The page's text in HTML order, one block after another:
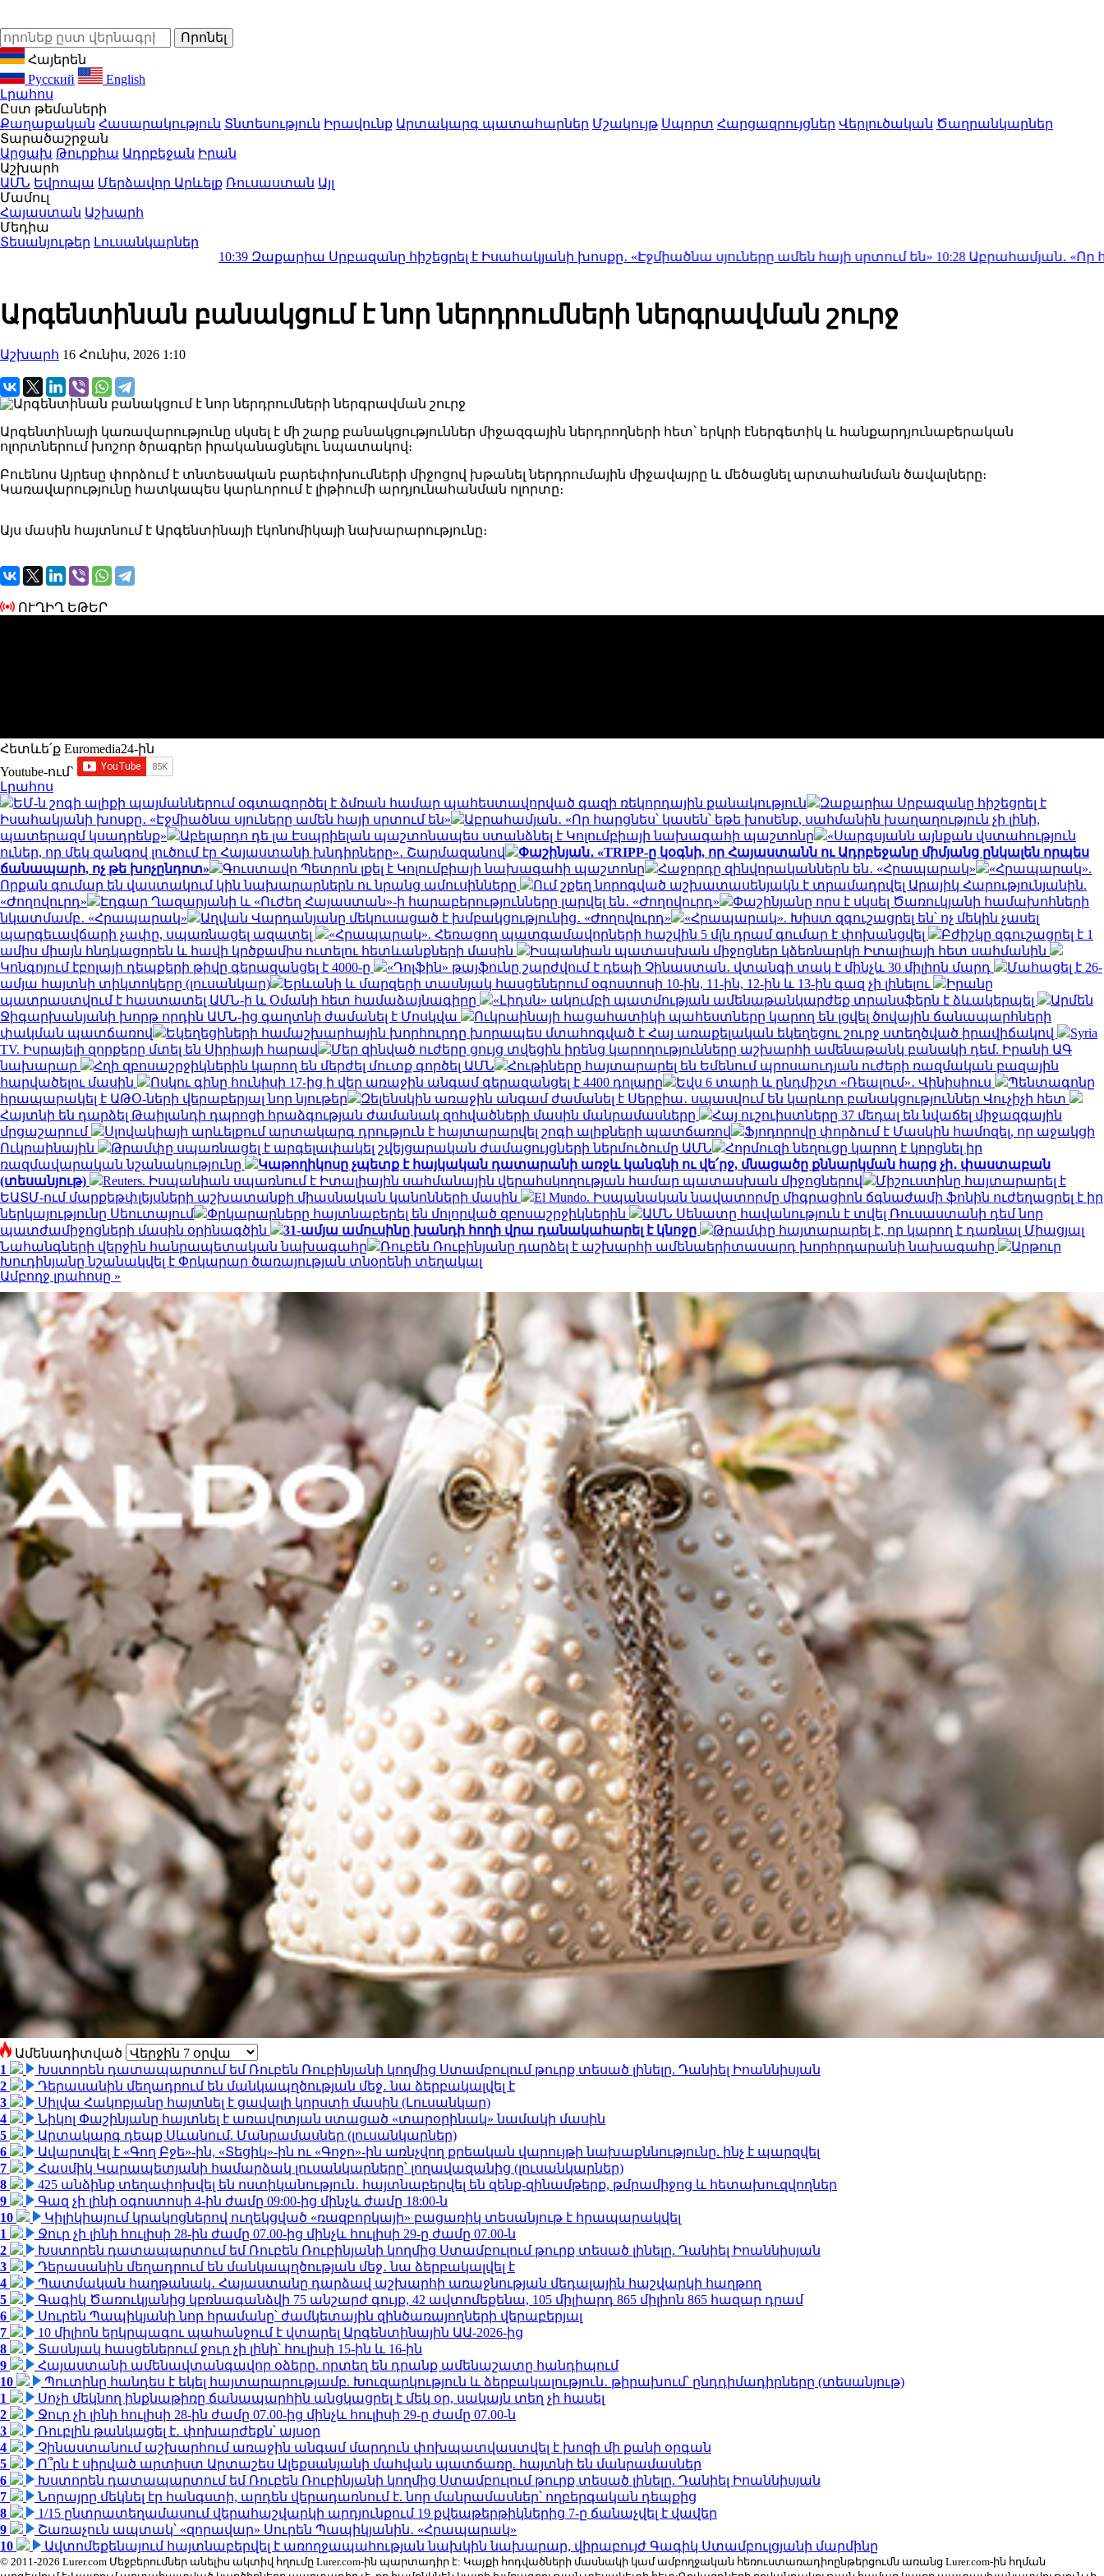
Հայերեն
Русский
English
Լրահոս
Ըստ թեմաների
Քաղաքական Հասարակություն Տնտեսություն Իրավունք Արտակարգ պատահարներ Մշակույթ Սպորտ Հարցազրույցներ Վերլուծական Ծաղրանկարներ
Տարածաշրջան
Արցախ Թուրքիա Ադրբեջան Իրան
Աշխարհ
ԱՄՆ Եվրոպա Մերձավոր Արևելք Ռուսաստան Այլ
Մամուլ
Հայաստան Աշխարհ
Մեդիա
Տեսանյութեր Լուսանկարներ
Զաքարիա Սրբազանը հիշեցրել է Իսահակյանի խոսքը․ «Էջմիածնա սյուները ամեն հայի սրտում են»10:28Աբրահամյան․ «Որ հարցնես՝
Արգենտինան բանակցում է նոր ներդրումների ներգրավման շուրջ
Աշխարհ 16 Հունիս, 2026 1:10
Արգենտինայի կառավարությունը սկսել է մի շարք բանակցություններ միջազգային ներդրողների հետ՝ երկրի էներգետիկ և հանքարդյունաբերական
ոլորտներում խոշոր ծրագրեր իրականացնելու նպատակով։
Բուենոս Այրեսը փորձում է տնտեսական բարեփոխումների միջոցով խթանել ներդրումային միջավայրը և մեծացնել արտահանման ծավալները։
Կառավարությունը հատկապես կարևորում է լիթիումի արդյունահանման ոլորտը։
Այս մասին հայտնում է Արգենտինայի էկոնոմիկայի նախարարությունը։
ՈՒՂԻՂ ԵԹԵՐ
Հետևե՛ք Euromedia24-ին
Youtube-ում`
Լրահոս
ԵՄ-ն շոգի ալիքի պայմաններում օգտագործել է ձմռան համար պահեստավորված գազի ռեկորդային քանակություն
Զաքարիա Սրբազանը հիշեցրել է
Իսահակյանի խոսքը․ «Էջմիածնա սյուները ամեն հայի սրտում են»
Աբրահամյան․ «Որ հարցնես՝ կասեն՝ եթե խոսենք, սահմանին խաղաղություն չի լինի,
պատերազմ կսադրենք»
Աբելարդո դե լա Էսպրիելան պաշտոնապես ստանձնել է Կոլումբիայի նախագահի պաշտոնը
«Սարգսյանն այնքան վստահություն
ուներ, որ մեկ զանգով լուծում էր Հայաստանի խնդիրները»․ Շարմազանով
Փաշինյան․ «TRIPP-ը կօգնի, որ Հայաստանն ու Ադրբեջանը միմյանց ընկալեն որպես
ճանապարհ, ոչ թե խոչընդոտ»
Գուստավո Պետրոն լքել է Կոլումբիայի նախագահի պաշտոնը Հաջորդը զինվորականներն են․ «Հրապարակ»
«Հրապարակ».
Որքան գումար են վաստակում կին նախարարներն ու նրանց ամուսինները
Ում շքեղ նորոգված աշխատասենյակն է տրամադրվել Արայիկ Հարությունյանին.
«Ժողովուրդ»
Էդգար Ղազարյանի և «Ուժեղ Հայաստան»-ի հարաբերությունները լարվել են․ «Ժողովուրդ»
Փաշինյանը որս է սկսել Ծառուկյանի համախոհների
նկատմամբ․ «Հրապարակ»
Աղվան Վարդանյանը մեկուսացած է խմբակցությունից․ «Ժողովուրդ»
«Հրապարակ». Խիստ զգուշացրել են՝ ոչ մեկին չասել
պարգեւավճարի չափը, սպառնացել ազատել
«Հրապարակ». Հեռացող պատգամավորների հաշվին 5 մլն դրամ գումար է փոխանցվել
Բժիշկը զգուշացրել է 1
ամիս միայն հնդկացորեն և հավի կրծքամիս ուտելու հետևանքների մասին
Իսպանիան պատասխան միջոցներ կձեռնարկի Իտալիայի հետ սահմանին
Կոնգոյում էբոլայի դեպքերի թիվը գերազանցել է 4000-ը
«Դոլֆին» թայֆունը շարժվում է դեպի Չինաստան․ վտանգի տակ է մինչև 30 միլիոն մարդ
Մահացել է 26-
ամյա հայտնի տիկտոկերը (լուսանկար)
Երևանի և մարզերի տասնյակ հասցեներում օգոստոսի 10-ին, 11-ին, 12-ին և 13-ին գազ չի լինելու
Իրանը
պատրաստվում է հաստատել ԱՄՆ-ի և Օմանի հետ համաձայնագիրը
«Լիդսն» ակումբի պատմության ամենաթանկարժեք տրանսֆերն է ձևակերպել
Արմեն
Ջիգարխանյանի խորթ որդին ԱՄՆ-ից գաղտնի ժամանել է Մոսկվա
Ուկրաինայի հացահատիկի պահեստները կարող են լցվել ծովային ճանապարհների
փակման պատճառով
Եկեղեցիների համաշխարհային խորհուրդը խորապես մտահոգված է Հայ առաքելական եկեղեցու շուրջ ստեղծված իրավիճակով
Syria
TV. Իսրայելի զորքերը մտել են Սիրիայի հարավ
Մեր զինված ուժերը ցույց տվեցին իրենց կարողությունները աշխարհի ամենաթանկ բանակի դեմ. Իրանի ԱԳ
նախարար
Հղի զբոսաշրջիկներին կարող են մերժել մուտք գործել ԱՄՆ
Հութիները հայտարարել են Եմենում պրոսաուդյան ուժերի ռազմական բազային
հարվածելու մասին
Ոսկու գինը հունիսի 17-ից ի վեր առաջին անգամ գերազանցել է 4400 դոլարը Եվս 6 տարի և ընդմիշտ «Ռեալում»․ Վինիսիուս
Պենտագոնը
հրապարակել է ԱԹՕ-ների վերաբերյալ նոր նյութեր
Զելենսկին առաջին անգամ ժամանել է Սերբիա․ սպասվում են կարևոր բանակցություններ Վուչիչի հետ
Հայտնի են դարձել Թաիլանդի դպրոցի հրաձգության ժամանակ զոհվածների մասին մանրամասները
Հայ ուշուիստները 37 մեդալ են նվաճել միջազգային
մրցաշարում
Սլովակիայի արևելքում արտակարգ դրություն է հայտարարվել շոգի ալիքների պատճառով
Ֆյոդորովը փորձում է Մասկին համոզել, որ աջակցի
Ուկրաինային
Թրամփը սպառնացել է արգելափակել շվեյցարական ժամացույցների ներմուծումը ԱՄՆ
Հորմուզի նեղուցը կարող է կորցնել իր
ռազմավարական նշանակությունը
Կաթողիկոսը չպետք է հայկական դատարանի առջև կանգնի ու վե՛րջ, մնացածը քննարկման հարց չի․ փաստաբան
(տեսանյութ)
Reuters. Իսպանիան սպառնում է Իտալիային սահմանային վերահսկողության համար պատասխան միջոցներով
Միշուստինը հայտարարել է
ԵԱՏՄ-ում մարքեթփլեյսների աշխատանքի միասնական կանոնների մասին
El Mundo. Իսպանական նավատորմը միգրացիոն ճգնաժամի ֆոնին ուժեղացրել է իր
ներկայությունը Սեուտայում
Փրկարարները հայտնաբերել են մոլորված զբոսաշրջիկներին
ԱՄՆ Սենատը հավանություն է տվել Ռուսաստանի դեմ նոր
պատժամիջոցների մասին օրինագծին
31-ամյա ամուսինը խանդի հողի վրա դանակահարել է կնոջը
Թրամփը հայտարարել է, որ կարող է դառնալ Միացյալ
Նահանգների վերջին հանրապետական ​​նախագահը
Ռուբեն Ռուբինյանը դարձել է աշխարհի ամենաերիտասարդ խորհրդարանի նախագահը
Արթուր
Խուդինյանը նշանակվել է Փրկարար ծառայության տնօրենի տեղակալ
Ամբողջ լրահոսը »
Ամենադիտված
1
Խստորեն դատապարտում եմ Ռուբեն Ռուբինյանի կողմից Ստամբուլում թուրք տեսած լինելը. Դանիել Իոաննիսյան
2
Դերասանին մեղադրում են մանկապղծության մեջ․ նա ձերբակալվել է
3
Սիլվա Հակոբյանը հայտնել է ցավալի կորստի մասին (Լուսանկար)
4
Նիկոլ Փաշինյանը հայտնել է առավոտյան ստացած «տարօրինակ» նամակի մասին
5
Արտակարգ դեպք Սևանում. Մանրամասներ (լուսանկարներ)
6
Ավարտվել է «Գող Բջե»-ին, «Տեցիկ»-ին ու «Գոջո»-ին առնչվող քրեական վարույթի նախաքննությունը. ինչ է պարզվել
7
Հասմիկ Կարապետյանի համարձակ լուսանկարները՝ լողավազանից (լուսանկարներ)
8
425 անձինք տեղափոխվել են ոստիկանություն․ հայտնաբերվել են զենք-զինամթերք, թմրամիջոց և հետախուզվողներ
9
Գազ չի լինի օգոստոսի 4-ին ժամը 09:00-ից մինչև ժամը 18:00-ն
10
Կիլիկիայում կրակոցներով ուղեկցված «ռազբորկայի» բացառիկ տեսանյութ է հրապարակվել
1
Ջուր չի լինի հուլիսի 28-ին ժամը 07.00-ից մինչև հուլիսի 29-ը ժամը 07.00-ն
2
Խստորեն դատապարտում եմ Ռուբեն Ռուբինյանի կողմից Ստամբուլում թուրք տեսած լինելը. Դանիել Իոաննիսյան
3
Դերասանին մեղադրում են մանկապղծության մեջ․ նա ձերբակալվել է
4
Պատմական հաղթանակ․ Հայաստանը դարձավ աշխարհի առաջնության մեդալային հաշվարկի հաղթող
5
Գագիկ Ծառուկյանից կբռնագանձվի 75 անշարժ գույք, 42 ավտոմեքենա, 105 միլիարդ 865 միլիոն 865 հազար դրամ
6
Սուրեն Պապիկյանի նոր հրամանը՝ ժամկետային զինծառայողների վերաբերյալ
7
10 միլիոն երկրպագու պահանջում է վտարել Արգենտինային ԱԱ-2026-ից
8
Տասնյակ հասցեներում ջուր չի լինի՝ հուլիսի 15-ին և 16-ին
9
Հայաստանի ամենավտանգավոր օձերը. որտեղ են դրանք ամենաշատը հանդիպում
10
Պուտինը հանդես է եկել հայտարարությամբ. Խուզարկություն և ձերբակալություն․ թիրախում՝ ընդդիմադիրները (տեսանյութ)
1
Սոչի մեկնող ինքնաթիռը ճանապարհին անցկացրել է մեկ օր, սակայն տեղ չի հասել
2
Ջուր չի լինի հուլիսի 28-ին ժամը 07.00-ից մինչև հուլիսի 29-ը ժամը 07.00-ն
3
Ռուբլին թանկացել է․ փոխարժեքն՝ այսօր
4
Չինաստանում աշխարհում առաջին անգամ մարդուն փոխպատվաստվել է խոզի մի քանի օրգան
5
Ո՞րն է սիրված արտիստ Արտաշես Ալեքսանյանի մահվան պատճառը. հայտնի են մանրամասներ
6
Խստորեն դատապարտում եմ Ռուբեն Ռուբինյանի կողմից Ստամբուլում թուրք տեսած լինելը. Դանիել Իոաննիսյան
7
Նորայրը մեկնել էր հանգստի, արդեն վերադառնում է. նոր մանրամասներ՝ ողբերգական դեպքից
8
1/15 ընտրատեղամասում վերահաշվարկի արդյունքում 19 քվեաթերթիկներից 7-ը ճանաչվել է վավեր
9
Շառաչուն ապտակ՝ «զորավար» Սուրեն Պապիկյանին․ «Հրապարակ»
10
Ավտոմեքենայում հայտնաբերվել է առողջապահության նախկին նախարար, վիրաբույժ Գագիկ Ստամբուլցյանի մարմինը
© 2011-2026 Lurer.com Մեջբերումներ անելիս ակտիվ հղումը Lurer.com-ին պարտադիր է: Կայքի հոդվածների մասնակի կամ ամբողջական հեռուստառադիոընթերցումն առանց Lurer.com-ին հղման